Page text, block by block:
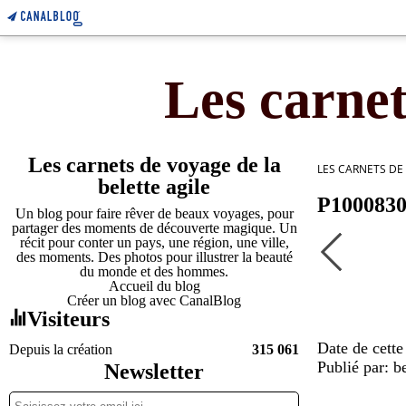
Les
Les carnets de voyage de la
belette agile
Un blog pour faire rêver de beaux voyages, pour
partager des moments de découverte magique. Un
récit pour conter un pays, une région, une ville,
des moments. Des photos pour illustrer la beauté
du monde et des hommes.
Accueil du blog
Créer un blog avec CanalBlog
Visiteurs
Depuis la création 315 061
Newsletter
LES CARNETS
P1000830
Date de
Publié par: